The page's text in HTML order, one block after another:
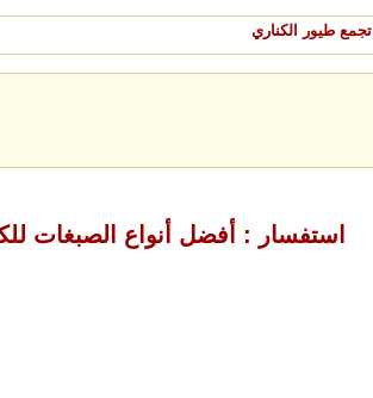
تجمع طيور الكناري
استفسار : أفضل أنواع الصبغات